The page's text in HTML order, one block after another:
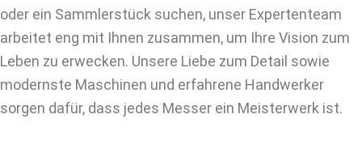
oder ein Sammlerstück suchen, unser Expertenteam
arbeitet eng mit Ihnen zusammen, um Ihre Vision zum
Leben zu erwecken. Unsere Liebe zum Detail sowie
modernste Maschinen und erfahrene Handwerker
sorgen dafür, dass jedes Messer ein Meisterwerk ist.